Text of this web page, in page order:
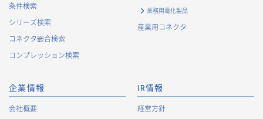
条件検索
シリーズ検索
コネクタ嵌合検索
コンプレッション検索
業務用電化製品
産業用コネクタ
企業情報
会社概要
IR情報
経営方針